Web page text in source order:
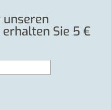
unseren
Sie 5 €